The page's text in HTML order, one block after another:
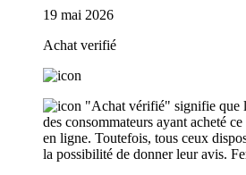
19 mai 2026
Achat verifié
"Achat vérifié" signifie que
des consommateurs ayant acheté
en ligne. Toutefois, tous ceux
la possibilité de donner leur avis.